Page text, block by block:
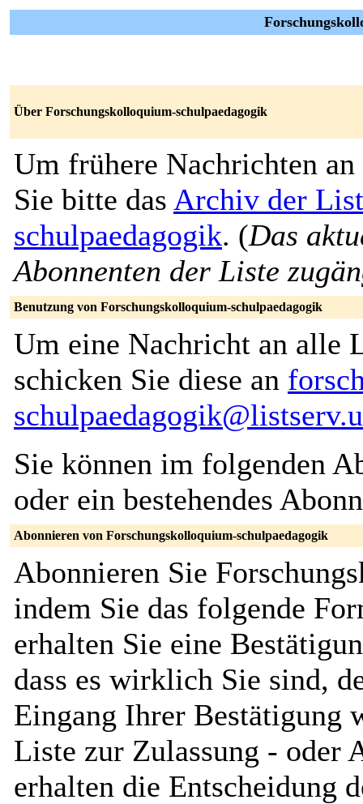
Über Forschungskolloquium-schulpaedagogik
Um frühere Nachrichten an
Sie bitte das Archiv der
schulpaedagogik. (Das
Abonnenten der Liste
Benutzung von Forschungskolloquium-schulpaedagogik
Um eine Nachricht an alle
schicken Sie diese an
Sie können im folgenden
oder ein bestehendes
Abonnieren von Forschungskolloquium-schulpaedagogik
Abonnieren Sie
indem Sie das folgende
erhalten Sie eine
dass es wirklich Sie sind,
Eingang Ihrer Bestätigung
Liste zur Zulassung - oder
erhalten die Entscheidung